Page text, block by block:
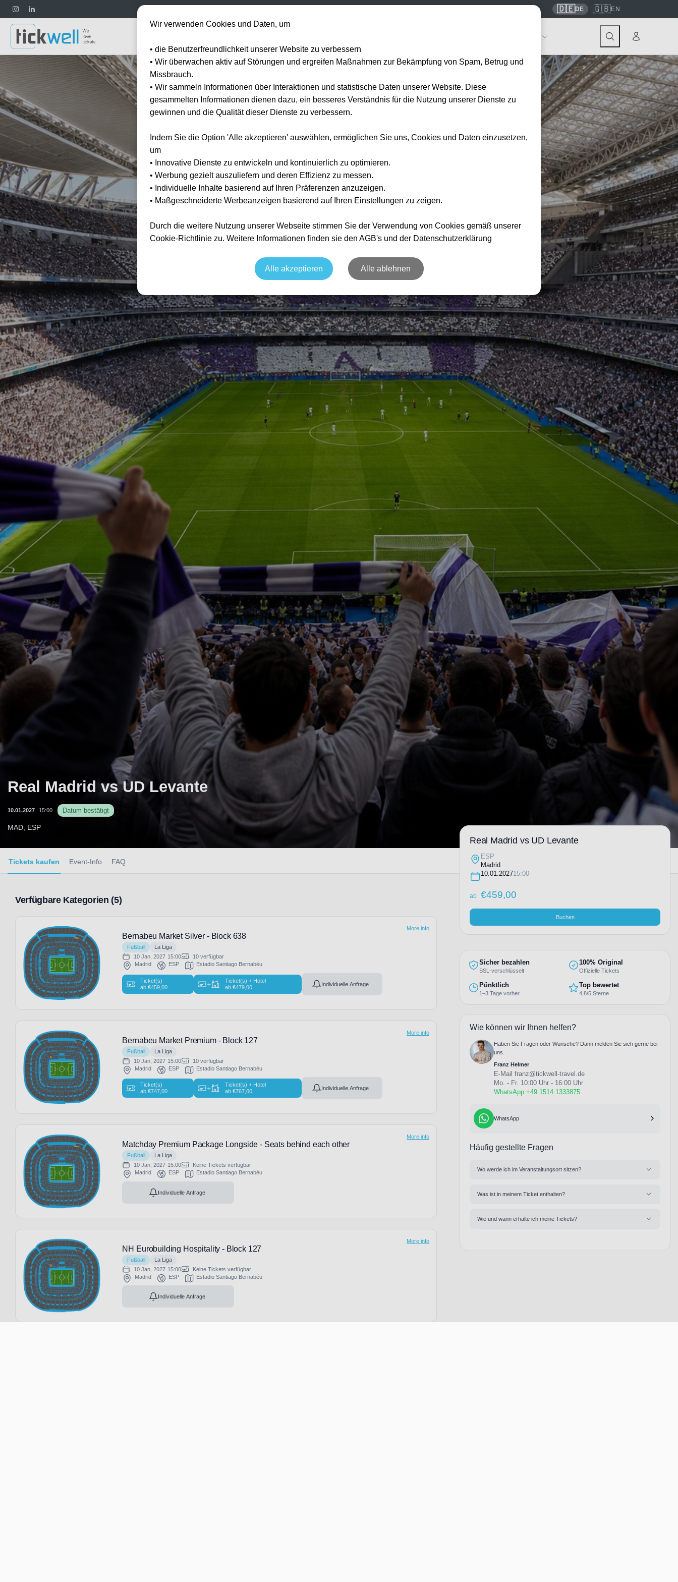
contact@tickwell-travel.de 🇩🇪DE 🇬🇧EN
Real Madrid vs UD Levante
10.01.2027 15:00 Datum bestätigt
MAD, ESP
Tickets kaufen Event-Info FAQ
Verfügbare Kategorien (5)
Bernabeu Market Silver - Block 638
Fußball
La Liga
10 Jan, 2027 15:00
10 verfügbar
Madrid
ESP Estadio Santiago Bernabéu
Ticket(s)
ab€459,00 +
Ticket(s) + Hotel
ab€479,00 Individuelle Anfrage
More info
Bernabeu Market Premium - Block 127
Fußball
La Liga
10 Jan, 2027 15:00
10 verfügbar
Madrid
ESP Estadio Santiago Bernabéu
Ticket(s)
ab€747,00 +
Ticket(s) + Hotel
ab€767,00 Individuelle Anfrage
More info
Matchday Premium Package Longside - Seats behind each other
Fußball
La Liga
10 Jan, 2027 15:00
Keine Tickets verfügbar
Madrid
ESP Estadio Santiago Bernabéu
Individuelle Anfrage
More info
NH Eurobuilding Hospitality - Block 127
Fußball
La Liga
10 Jan, 2027 15:00
Keine Tickets verfügbar
Madrid
ESP Estadio Santiago Bernabéu
Individuelle Anfrage
More info
Real Madrid vs UD Levante
ESP
Madrid
10.01.202715:00
ab €459,00
Buchen
Sicher bezahlen
SSL-verschlüsselt
100% Original
Offizielle Tickets
Pünktlich
1–3 Tage vorher
Top bewertet
4,8/5 Sterne
Wie können wir Ihnen helfen?
Haben Sie Fragen oder Wünsche? Dann melden Sie sich gerne bei
uns.
Franz Helmer
E-Mail franz@tickwell-travel.de
Mo. - Fr. 10:00 Uhr - 16:00 Uhr
WhatsApp +49 1514 1333875
WhatsApp
Häufig gestellte Fragen
Wo werde ich im Veranstaltungsort sitzen?
Was ist in meinem Ticket enthalten?
Wie und wann erhalte ich meine Tickets?
Wir verwenden Cookies und Daten, um
• die Benutzerfreundlichkeit unserer Website zu verbessern
• Wir überwachen aktiv auf Störungen und ergreifen Maßnahmen zur Bekämpfung von Spam, Betrug und
Missbrauch.
• Wir sammeln Informationen über Interaktionen und statistische Daten unserer Website. Diese
gesammelten Informationen dienen dazu, ein besseres Verständnis für die Nutzung unserer Dienste zu
gewinnen und die Qualität dieser Dienste zu verbessern.
Indem Sie die Option 'Alle akzeptieren' auswählen, ermöglichen Sie uns, Cookies und Daten einzusetzen,
um
• Innovative Dienste zu entwickeln und kontinuierlich zu optimieren.
• Werbung gezielt auszuliefern und deren Effizienz zu messen.
• Individuelle Inhalte basierend auf Ihren Präferenzen anzuzeigen.
• Maßgeschneiderte Werbeanzeigen basierend auf Ihren Einstellungen zu zeigen.
Durch die weitere Nutzung unserer Webseite stimmen Sie der Verwendung von Cookies gemäß unserer
Cookie-Richtlinie zu. Weitere Informationen finden sie den AGB's und der Datenschutzerklärung
Alle akzeptieren Alle ablehnen